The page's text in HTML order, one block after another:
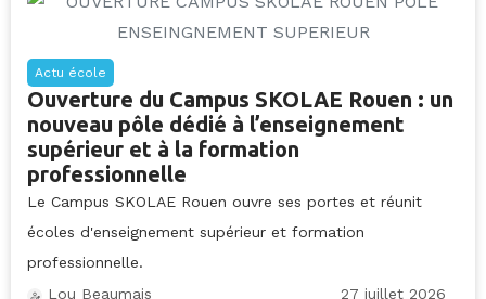
Actu école
Ouverture du Campus SKOLAE Rouen : un
nouveau pôle dédié à l’enseignement
supérieur et à la formation
professionnelle
Le Campus SKOLAE Rouen ouvre ses portes et réunit
écoles d'enseignement supérieur et formation
professionnelle.
Lou Beaumais
27 juillet 2026